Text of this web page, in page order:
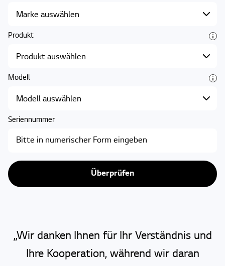
Produkt
tooltip
Modell
tooltip
Seriennummer
Überprüfen
„Wir danken Ihnen für Ihr Verständnis und
Ihre Kooperation, während wir daran